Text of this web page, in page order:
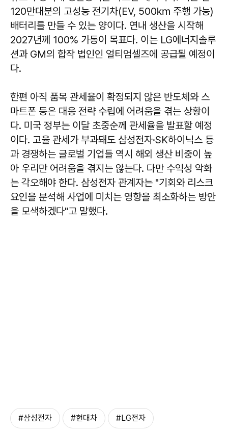
120만대분의 고성능 전기차(EV, 500㎞ 주행 가능)
배터리를 만들 수 있는 양이다. 연내 생산을 시작해
2027년께 100% 가동이 목표다. 이는 LG에너지솔루
션과 GM의 합작 법인인 얼티엄셀즈에 공급될 예정이
다.
한편 아직 품목 관세율이 확정되지 않은 반도체와 스
마트폰 등은 대응 전략 수립에 어려움을 겪는 상황이
다. 미국 정부는 이달 초중순께 관세율을 발표할 예정
이다. 고율 관세가 부과돼도 삼성전자·SK하이닉스 등
과 경쟁하는 글로벌 기업들 역시 해외 생산 비중이 높
아 우리만 어려움을 겪지는 않는다. 다만 수익성 악화
는 각오해야 한다. 삼성전자 관계자는 "기회와 리스크
요인을 분석해 사업에 미치는 영향을 최소화하는 방안
을 모색하겠다"고 말했다.
#삼성전자 #현대차 #LG전자